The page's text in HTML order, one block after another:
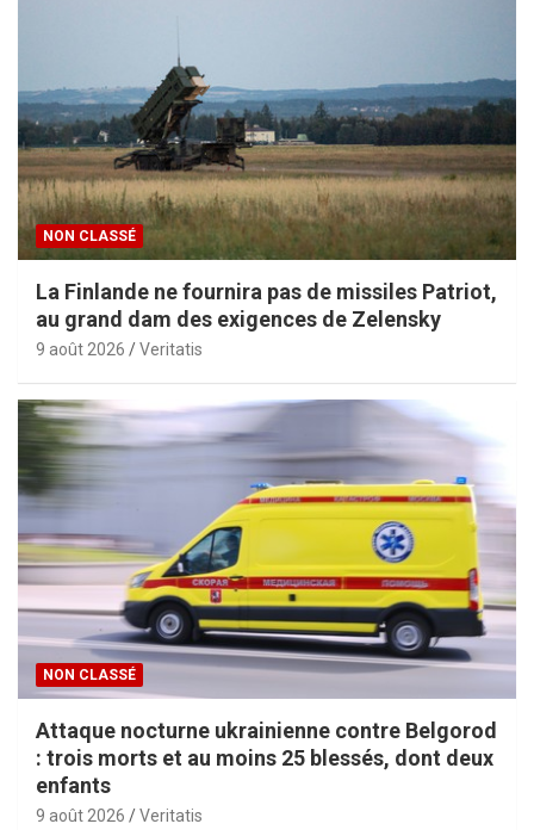
NON CLASSÉ
La Finlande ne fournira pas de missiles Patriot,
au grand dam des exigences de Zelensky
9 août 2026 Veritatis
NON CLASSÉ
Attaque nocturne ukrainienne contre Belgorod
: trois morts et au moins 25 blessés, dont deux
enfants
9 août 2026 Veritatis